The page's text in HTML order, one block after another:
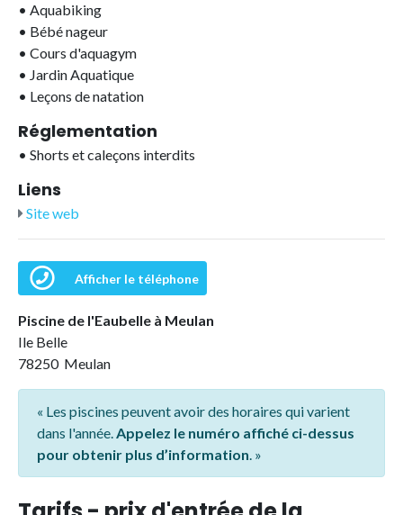
• Aquabiking
• Bébé nageur
• Cours d'aquagym
• Jardin Aquatique
• Leçons de natation
Réglementation
• Shorts et caleçons interdits
Liens
Site web
Afficher le téléphone
Piscine de l'Eaubelle à Meulan
Ile Belle
78250 Meulan
« Les piscines peuvent avoir des horaires qui varient
dans l'année.Appelez le numéro affiché ci-dessus
pour obtenir plus d’information. »